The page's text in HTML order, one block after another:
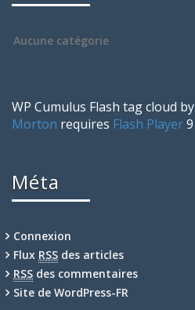
Aucune catégorie
WP Cumulus Flash tag cloud by
Morton requires Flash Player
Méta
Connexion
Flux RSS des articles
RSS des commentaires
Site de WordPress-FR